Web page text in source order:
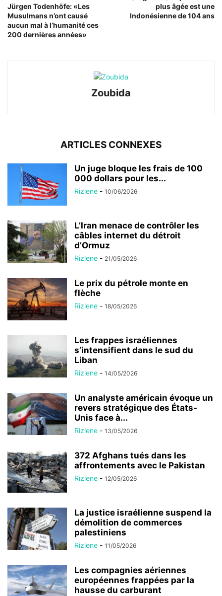
Jürgen Todenhöfe: «Les
Musulmans n’ont causé
aucun mal à l’humanité ces
200 dernières années»
plus âgée est une
Indonésienne de 104 ans
Zoubida
ARTICLES CONNEXES
Un juge bloque les frais de 100
000 dollars pour les...
Rizlene - 10/06/2026
L’Iran menace de contrôler les
câbles internet du détroit
d’Ormuz
Rizlene - 21/05/2026
Le prix du pétrole monte en
flèche
Rizlene - 18/05/2026
Les frappes israéliennes
s’intensifient dans le sud du
Liban
Rizlene - 14/05/2026
Un analyste américain évoque un
revers stratégique des États-
Unis face à...
Rizlene - 13/05/2026
372 Afghans tués dans les
affrontements avec le Pakistan
Rizlene - 12/05/2026
La justice israélienne suspend la
démolition de commerces
palestiniens
Rizlene - 11/05/2026
Les compagnies aériennes
européennes frappées par la
hausse du carburant